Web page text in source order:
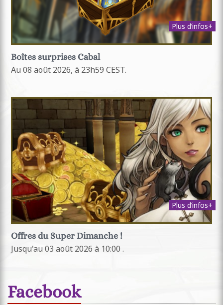
Plus d’infos+
Boîtes surprises Cabal
Au 08 août 2026, à 23h59 CEST.
Plus d’infos+
Offres du Super Dimanche !
Jusqu'au 03 août 2026 à 10:00 .
Facebook